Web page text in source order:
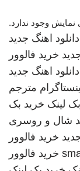
نمایش وجود ندارد.
دانلود اهنگ جدید
خرید فالوور
دانلود اهنگ جدید
اینستاگرام مترجم
لینک خرید بک
شال و روسری
خرید فالوور
خرید فالوور